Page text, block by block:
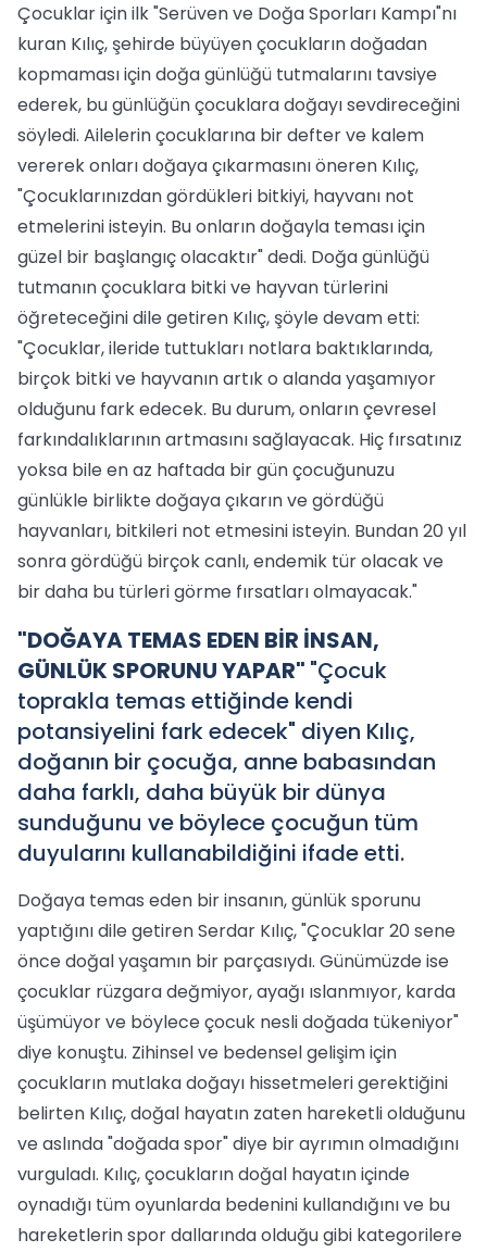
Çocuklar için ilk "Serüven ve Doğa Sporları Kampı"nı
kuran Kılıç, şehirde büyüyen çocukların doğadan
kopmaması için doğa günlüğü tutmalarını tavsiye
ederek, bu günlüğün çocuklara doğayı sevdireceğini
söyledi. Ailelerin çocuklarına bir defter ve kalem
vererek onları doğaya çıkarmasını öneren Kılıç,
"Çocuklarınızdan gördükleri bitkiyi, hayvanı not
etmelerini isteyin. Bu onların doğayla teması için
güzel bir başlangıç olacaktır" dedi. Doğa günlüğü
tutmanın çocuklara bitki ve hayvan türlerini
öğreteceğini dile getiren Kılıç, şöyle devam etti:
"Çocuklar, ileride tuttukları notlara baktıklarında,
birçok bitki ve hayvanın artık o alanda yaşamıyor
olduğunu fark edecek. Bu durum, onların çevresel
farkındalıklarının artmasını sağlayacak. Hiç fırsatınız
yoksa bile en az haftada bir gün çocuğunuzu
günlükle birlikte doğaya çıkarın ve gördüğü
hayvanları, bitkileri not etmesini isteyin. Bundan 20 yıl
sonra gördüğü birçok canlı, endemik tür olacak ve
bir daha bu türleri görme fırsatları olmayacak."
"DOĞAYA TEMAS EDEN BİR İNSAN,
GÜNLÜK SPORUNU YAPAR" "Çocuk
toprakla temas ettiğinde kendi
potansiyelini fark edecek" diyen Kılıç,
doğanın bir çocuğa, anne babasından
daha farklı, daha büyük bir dünya
sunduğunu ve böylece çocuğun tüm
duyularını kullanabildiğini ifade etti.
Doğaya temas eden bir insanın, günlük sporunu
yaptığını dile getiren Serdar Kılıç, "Çocuklar 20 sene
önce doğal yaşamın bir parçasıydı. Günümüzde ise
çocuklar rüzgara değmiyor, ayağı ıslanmıyor, karda
üşümüyor ve böylece çocuk nesli doğada tükeniyor"
diye konuştu. Zihinsel ve bedensel gelişim için
çocukların mutlaka doğayı hissetmeleri gerektiğini
belirten Kılıç, doğal hayatın zaten hareketli olduğunu
ve aslında "doğada spor" diye bir ayrımın olmadığını
vurguladı. Kılıç, çocukların doğal hayatın içinde
oynadığı tüm oyunlarda bedenini kullandığını ve bu
hareketlerin spor dallarında olduğu gibi kategorilere